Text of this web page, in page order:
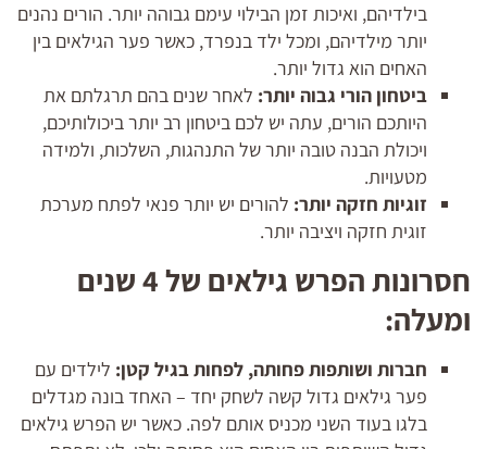
בילדיהם, ואיכות זמן הבילוי עימם גבוהה יותר. הורים נהנים
יותר מילדיהם, ומכל ילד בנפרד, כאשר פער הגילאים בין
האחים הוא גדול יותר.
ביטחון הורי גבוה יותר: לאחר שנים בהם תרגלתם את
היותכם הורים, עתה יש לכם ביטחון רב יותר ביכולותיכם,
ויכולת הבנה טובה יותר של התנהגות, השלכות, ולמידה
מטעויות.
זוגיות חזקה יותר: להורים יש יותר פנאי לפתח מערכת
זוגית חזקה ויציבה יותר.
חסרונות הפרש גילאים של 4 שנים
ומעלה:
חברות ושותפות פחותה, לפחות בגיל קטן: לילדים עם
פער גילאים גדול קשה לשחק יחד – האחד בונה מגדלים
בלגו בעוד השני מכניס אותם לפה. כאשר יש הפרש גילאים